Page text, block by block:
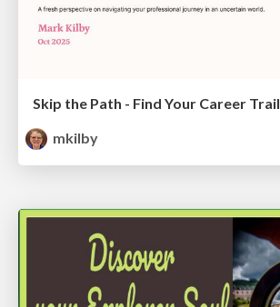
Skip the Path - Find Your Career Trail
mkilby